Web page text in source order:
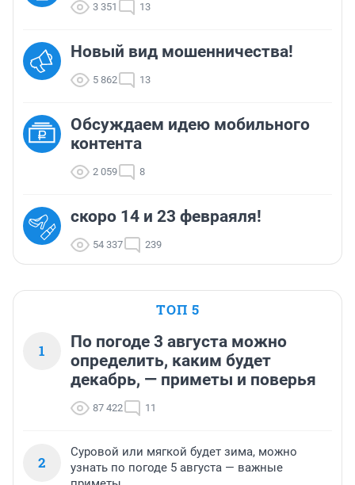
3 351 13
Новый вид мошенничества!
5 862 13
Обсуждаем идею мобильного
контента
2 059 8
скоро 14 и 23 февраяля!
54 337 239
ТОП 5
1
По погоде 3 августа можно
определить, каким будет
декабрь, — приметы и поверья
87 422 11
2
Суровой или мягкой будет зима, можно
узнать по погоде 5 августа — важные